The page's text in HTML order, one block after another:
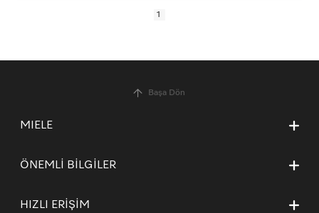
1
Başa Dön
MIELE
Miele’yi tercih etmek için nedenler
Kurumsal Sayfamız
ÖNEMLİ BİLGİLER
Teslimat Koşulları
HIZLI ERİŞİM